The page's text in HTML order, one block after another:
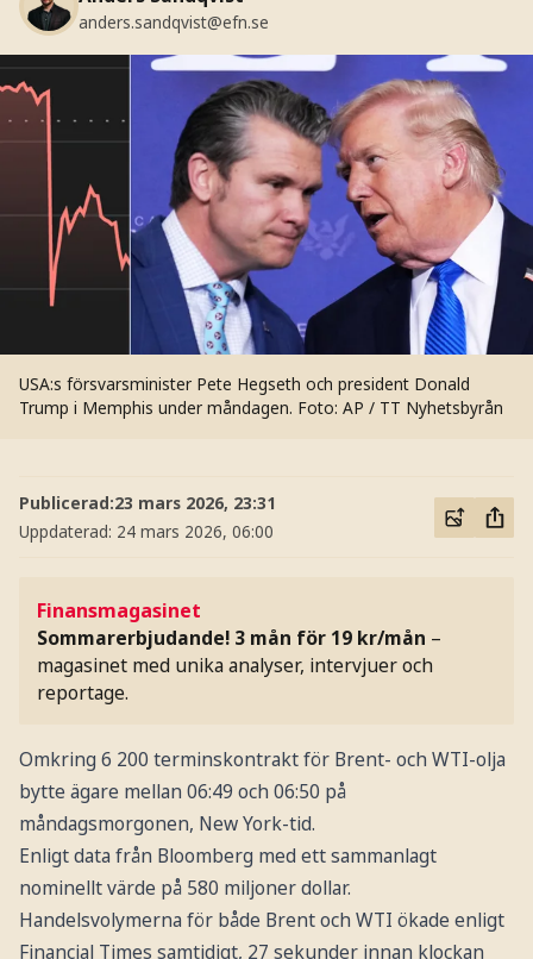
anders.sandqvist@efn.se
USA:s försvarsminister Pete Hegseth och president Donald
Trump i Memphis under måndagen. Foto: AP / TT Nyhetsbyrån
Publicerad:23 mars 2026, 23:31
Uppdaterad: 24 mars 2026, 06:00
Finansmagasinet
Sommarerbjudande! 3 mån för 19 kr/mån –
magasinet med unika analyser, intervjuer och
reportage.
Omkring 6 200 terminskontrakt för Brent- och WTI-olja
bytte ägare mellan 06:49 och 06:50 på
måndagsmorgonen, New York-tid.
Enligt data från Bloomberg med ett sammanlagt
nominellt värde på 580 miljoner dollar.
Handelsvolymerna för både Brent och WTI ökade enligt
Financial Times samtidigt, 27 sekunder innan klockan